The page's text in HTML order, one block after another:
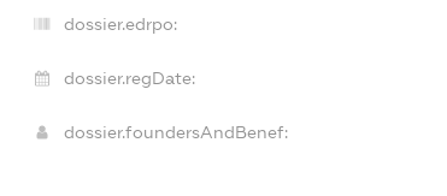
dossier.edrpo:
dossier.regDate:
dossier.foundersAndBenef: